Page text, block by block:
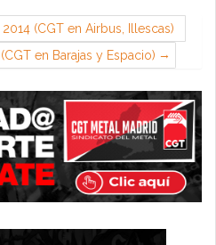
(CGT en Airbus, Illescas)
en Barajas y Espacio)